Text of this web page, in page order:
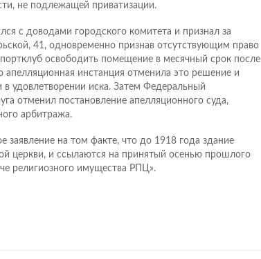
не подлежащей приватизации.
с доводами городского комитета и признал за
41, одновременно признав отсутствующим право
освободить помещение в месячный срок после
апелляционная инстанция отменила это решение и
в удовлетворении иска. Затем Федеральный
отменил постановление апелляционного суда,
арбитража.
заявление на том факте, что до 1918 года здание
церкви, и ссылаются на принятый осенью прошлого
религиозного имущества РПЦ».